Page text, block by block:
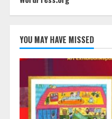
YOU MAY HAVE MISSED